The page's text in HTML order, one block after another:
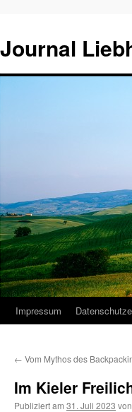
Journal
Zum
springen
Impressum
← Vom Mythos des
Im Kieler
Publiziert am 31. Juli 2023 von